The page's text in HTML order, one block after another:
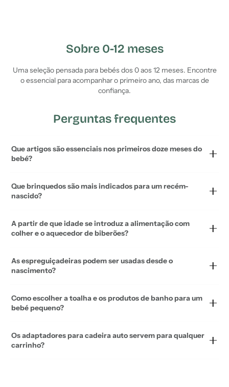
Sobre 0-12 meses
Uma seleção pensada para bebés dos 0 aos 12 meses. Encontre
o essencial para acompanhar o primeiro ano, das marcas de
confiança.
Perguntas frequentes
Que artigos são essenciais nos primeiros doze meses do
bebé?
Que brinquedos são mais indicados para um recém-
nascido?
A partir de que idade se introduz a alimentação com
colher e o aquecedor de biberões?
As espreguiçadeiras podem ser usadas desde o
nascimento?
Como escolher a toalha e os produtos de banho para um
bebé pequeno?
Os adaptadores para cadeira auto servem para qualquer
carrinho?